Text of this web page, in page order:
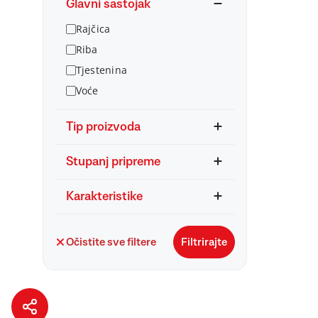
Glavni sastojak
Rajčica
Riba
Tjestenina
Voće
Tip proizvoda
Stupanj pripreme
Karakteristike
Očistite sve filtere Filtrirajte